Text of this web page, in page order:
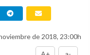
de 2018, 23:00h